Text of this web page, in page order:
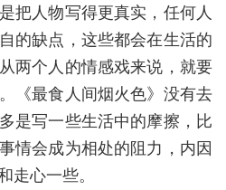
把人物写得更真实，任何人
的缺点，这些都会在生活的
两个人的情感戏来说，就要
《最食人间烟火色》没有去
是写一些生活中的摩擦，比
情会成为相处的阻力，内因
走心一些。